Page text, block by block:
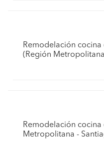
Remodelación cocina
(Región
Remodelación cocina
Metropolitana -